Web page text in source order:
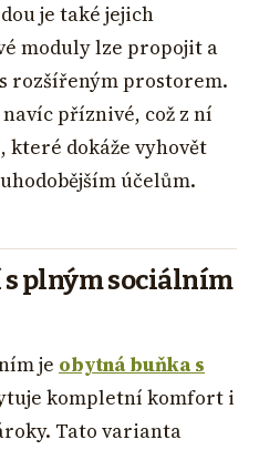
je také jejich
moduly lze propojit a
rozšířeným prostorem.
příznivé, což z ní
dokáže vyhovět
účelům.
plným sociálním
je obytná buňka s
kompletní komfort i
Tato varianta